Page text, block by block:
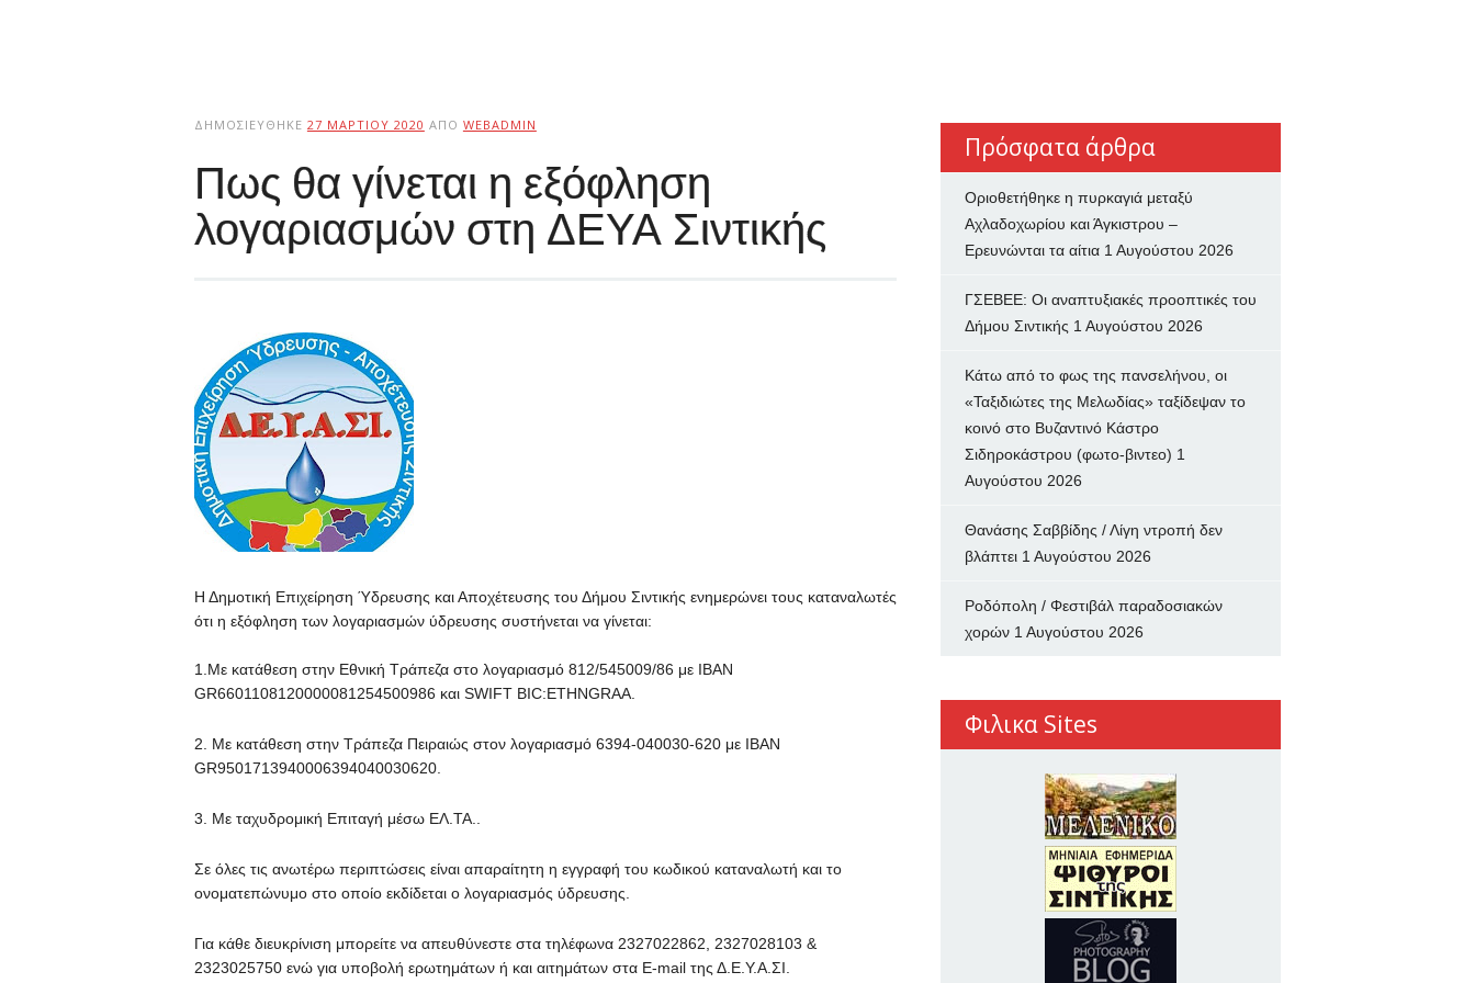
ΔΗΜΟΣΙΕΎΘΗΚΕ 27 ΜΑΡΤΊΟΥ 2020 ΑΠΌ WEBADMIN
Πως θα γίνεται η εξόφληση
λογαριασμών στη ΔΕΥΑ Σιντικής
Η Δημοτική Επιχείρηση Ύδρευσης και Αποχέτευσης του Δήμου Σιντικής ενημερώνει τους καταναλωτές
ότι η εξόφληση των λογαριασμών ύδρευσης συστήνεται να γίνεται:
1.Με κατάθεση στην Εθνική Τράπεζα στο λογαριασμό 812/545009/86 με ΙΒΑΝ
GR6601108120000081254500986 και SWIFT BIC:ETHNGRAA.
2. Με κατάθεση στην Τράπεζα Πειραιώς στον λογαριασμό 6394-040030-620 με ΙΒΑΝ
GR9501713940006394040030620.
3. Με ταχυδρομική Επιταγή μέσω ΕΛ.ΤΑ..
Σε όλες τις ανωτέρω περιπτώσεις είναι απαραίτητη η εγγραφή του κωδικού καταναλωτή και το
ονοματεπώνυμο στο οποίο εκδίδεται ο λογαριασμός ύδρευσης.
Για κάθε διευκρίνιση μπορείτε να απευθύνεστε στα τηλέφωνα 2327022862, 2327028103 &
2323025750 ενώ για υποβολή ερωτημάτων ή και αιτημάτων στα Ε-mail της Δ.Ε.Υ.Α.ΣΙ.
Πρόσφατα άρθρα
Οριοθετήθηκε η πυρκαγιά μεταξύ
Αχλαδοχωρίου και Άγκιστρου –
Ερευνώνται τα αίτια 1 Αυγούστου 2026
ΓΣΕΒΕΕ: Οι αναπτυξιακές προοπτικές του
Δήμου Σιντικής 1 Αυγούστου 2026
Κάτω από το φως της πανσελήνου, οι
«Ταξιδιώτες της Μελωδίας» ταξίδεψαν το
κοινό στο Βυζαντινό Κάστρο
Σιδηροκάστρου (φωτο-βιντεο) 1
Αυγούστου 2026
Θανάσης Σαββίδης / Λίγη ντροπή δεν
βλάπτει 1 Αυγούστου 2026
Ροδόπολη / Φεστιβάλ παραδοσιακών
χορών 1 Αυγούστου 2026
Φιλικα Sites